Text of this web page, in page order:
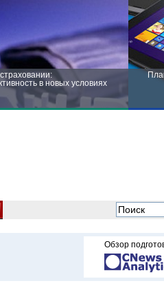
в новых условиях
Обзор